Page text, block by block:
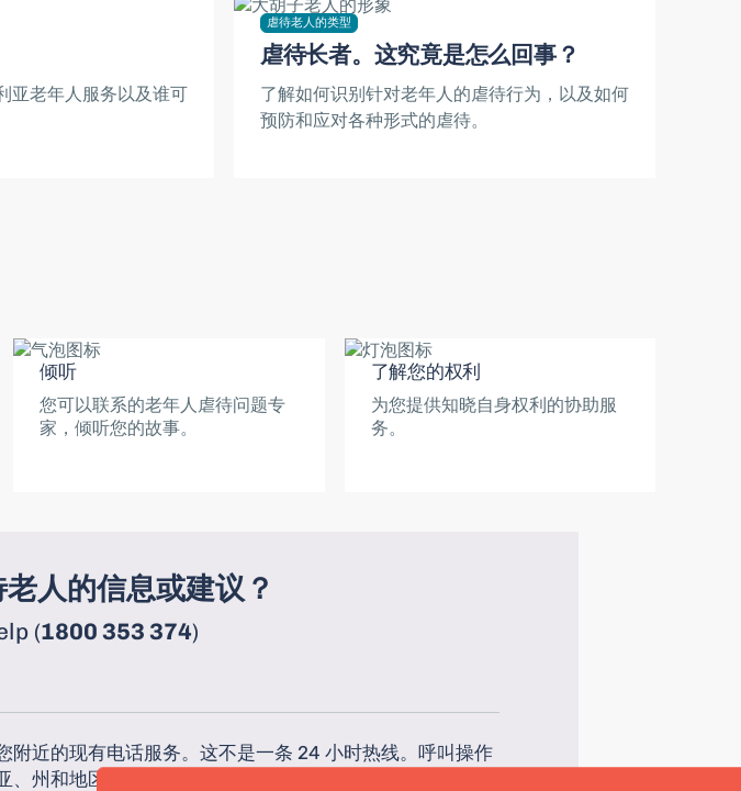
亚老年人服务以及谁可
虐待老人的类型
虐待长者。这究竟是怎么回事？
了解如何识别针对老年人的虐待行为，以及如何
预防和应对各种形式的虐待。
倾听
您可以联系的老年人虐待问题专
家，倾听您的故事。
了解您的权利
为您提供知晓自身权利的协助服
务。
人的信息或建议？
(1800 353 374)
附近的现有电话服务。这不是一条 24 小时热线。呼叫操作
州和地区政府合作提供。